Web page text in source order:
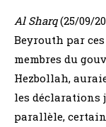
Al Sharq(25/09/
Beyrouth par
membres du
Hezbollah,
les déclarations
parallèle,